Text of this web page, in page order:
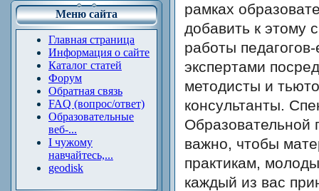
Меню сайта
Главная страница
Информация о сайте
Каталог статей
Форум
Обратная связь
FAQ (вопрос/ответ)
Образовательные
веб-...
І чужому
навчайтесь,...
geodisk
рамках
добавить к этому
работы
экспертами
методисты и
консультанты.
Образовательной
важно, чтобы
практикам,
каждый из вас